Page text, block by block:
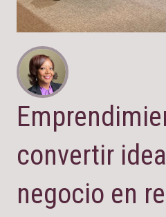
convertir
negocio en